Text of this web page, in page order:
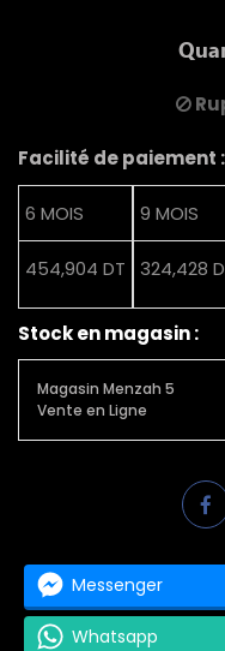
Facilité de paiement :
6 MOIS
454,904 DT
9 MOIS
324,428
Stock en magasin :
Magasin Menzah 5
Vente en Ligne
Messenger
Whatsapp